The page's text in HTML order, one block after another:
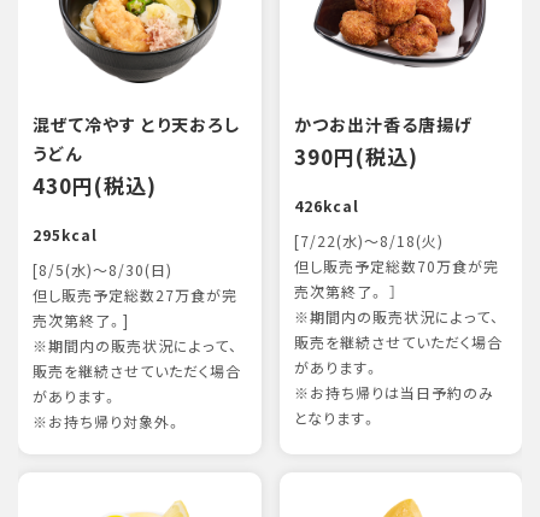
混ぜて冷やす とり天おろし
うどん
430円(税込)
295kcal
[8/5(水)～8/30(日)
但し販売予定総数27万食が完
売次第終了。]
※期間内の販売状況によって、
販売を継続させていただく場合
があります。
※お持ち帰り対象外。
かつお出汁香る唐揚げ
390円(税込)
426kcal
[7/22(水)～8/18(火)
但し販売予定総数70万食が完
売次第終了。 ］
※期間内の販売状況によって、
販売を継続させていただく場合
があります。
※お持ち帰りは当日予約のみ
となります。